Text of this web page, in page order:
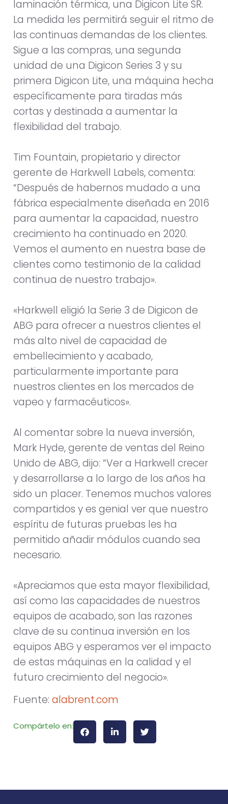
laminación térmica, una Digicon Lite SR.
La medida les permitirá seguir el ritmo de
las continuas demandas de los clientes.
Sigue a las compras, una segunda
unidad de una Digicon Series 3 y su
primera Digicon Lite, una máquina hecha
específicamente para tiradas más
cortas y destinada a aumentar la
flexibilidad del trabajo.
Tim Fountain, propietario y director
gerente de Harkwell Labels, comenta:
“Después de habernos mudado a una
fábrica especialmente diseñada en 2016
para aumentar la capacidad, nuestro
crecimiento ha continuado en 2020.
Vemos el aumento en nuestra base de
clientes como testimonio de la calidad
continua de nuestro trabajo».
«Harkwell eligió la Serie 3 de Digicon de
ABG para ofrecer a nuestros clientes el
más alto nivel de capacidad de
embellecimiento y acabado,
particularmente importante para
nuestros clientes en los mercados de
vapeo y farmacéuticos».
Al comentar sobre la nueva inversión,
Mark Hyde, gerente de ventas del Reino
Unido de ABG, dijo: “Ver a Harkwell crecer
y desarrollarse a lo largo de los años ha
sido un placer. Tenemos muchos valores
compartidos y es genial ver que nuestro
espíritu de futuras pruebas les ha
permitido añadir módulos cuando sea
necesario.
«Apreciamos que esta mayor flexibilidad,
así como las capacidades de nuestros
equipos de acabado, son las razones
clave de su continua inversión en los
equipos ABG y esperamos ver el impacto
de estas máquinas en la calidad y el
futuro crecimiento del negocio».
Fuente: alabrent.com
Compártelo en: